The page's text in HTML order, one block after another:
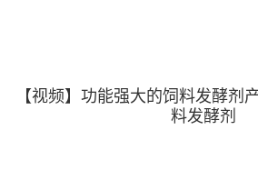
【视频】功能强大的饲料发酵
料发酵剂